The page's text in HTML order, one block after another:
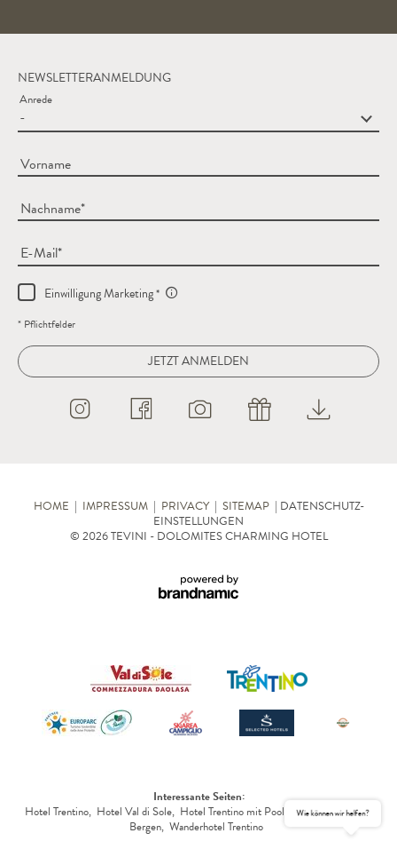
NEWSLETTERANMELDUNG
Anrede
Vorname
Nachname
E-Mail
Einwilligung Marketing
* Pflichtfelder
JETZT ANMELDEN
HOME | IMPRESSUM| PRIVACY| SITEMAP| DATENSCHUTZ-
EINSTELLUNGEN
© 2026 TEVINI - DOLOMITES CHARMING HOTEL
Interessante Seiten:
Hotel Trentino, Hotel Val di Sole, Hotel Trentino mit Pool
Aktivurlaub in den
Bergen, Wanderhotel Trentino
Wie können wir helfen?